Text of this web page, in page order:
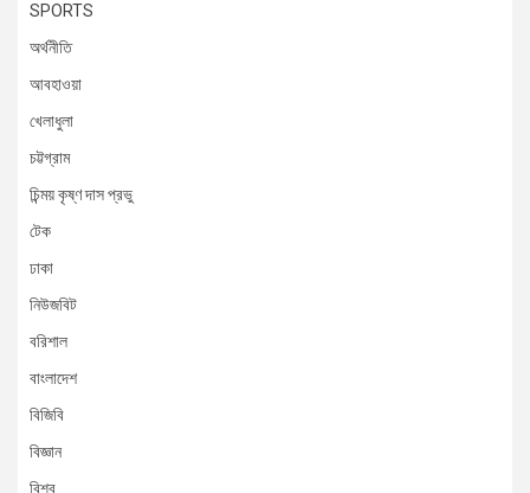
SPORTS
অর্থনীতি
আবহাওয়া
খেলাধুলা
চট্টগ্রাম
চিন্ময় কৃষ্ণ দাস প্রভু
টেক
ঢাকা
নিউজবিট
বরিশাল
বাংলাদেশ
বিজিবি
বিজ্ঞান
বিশ্ব